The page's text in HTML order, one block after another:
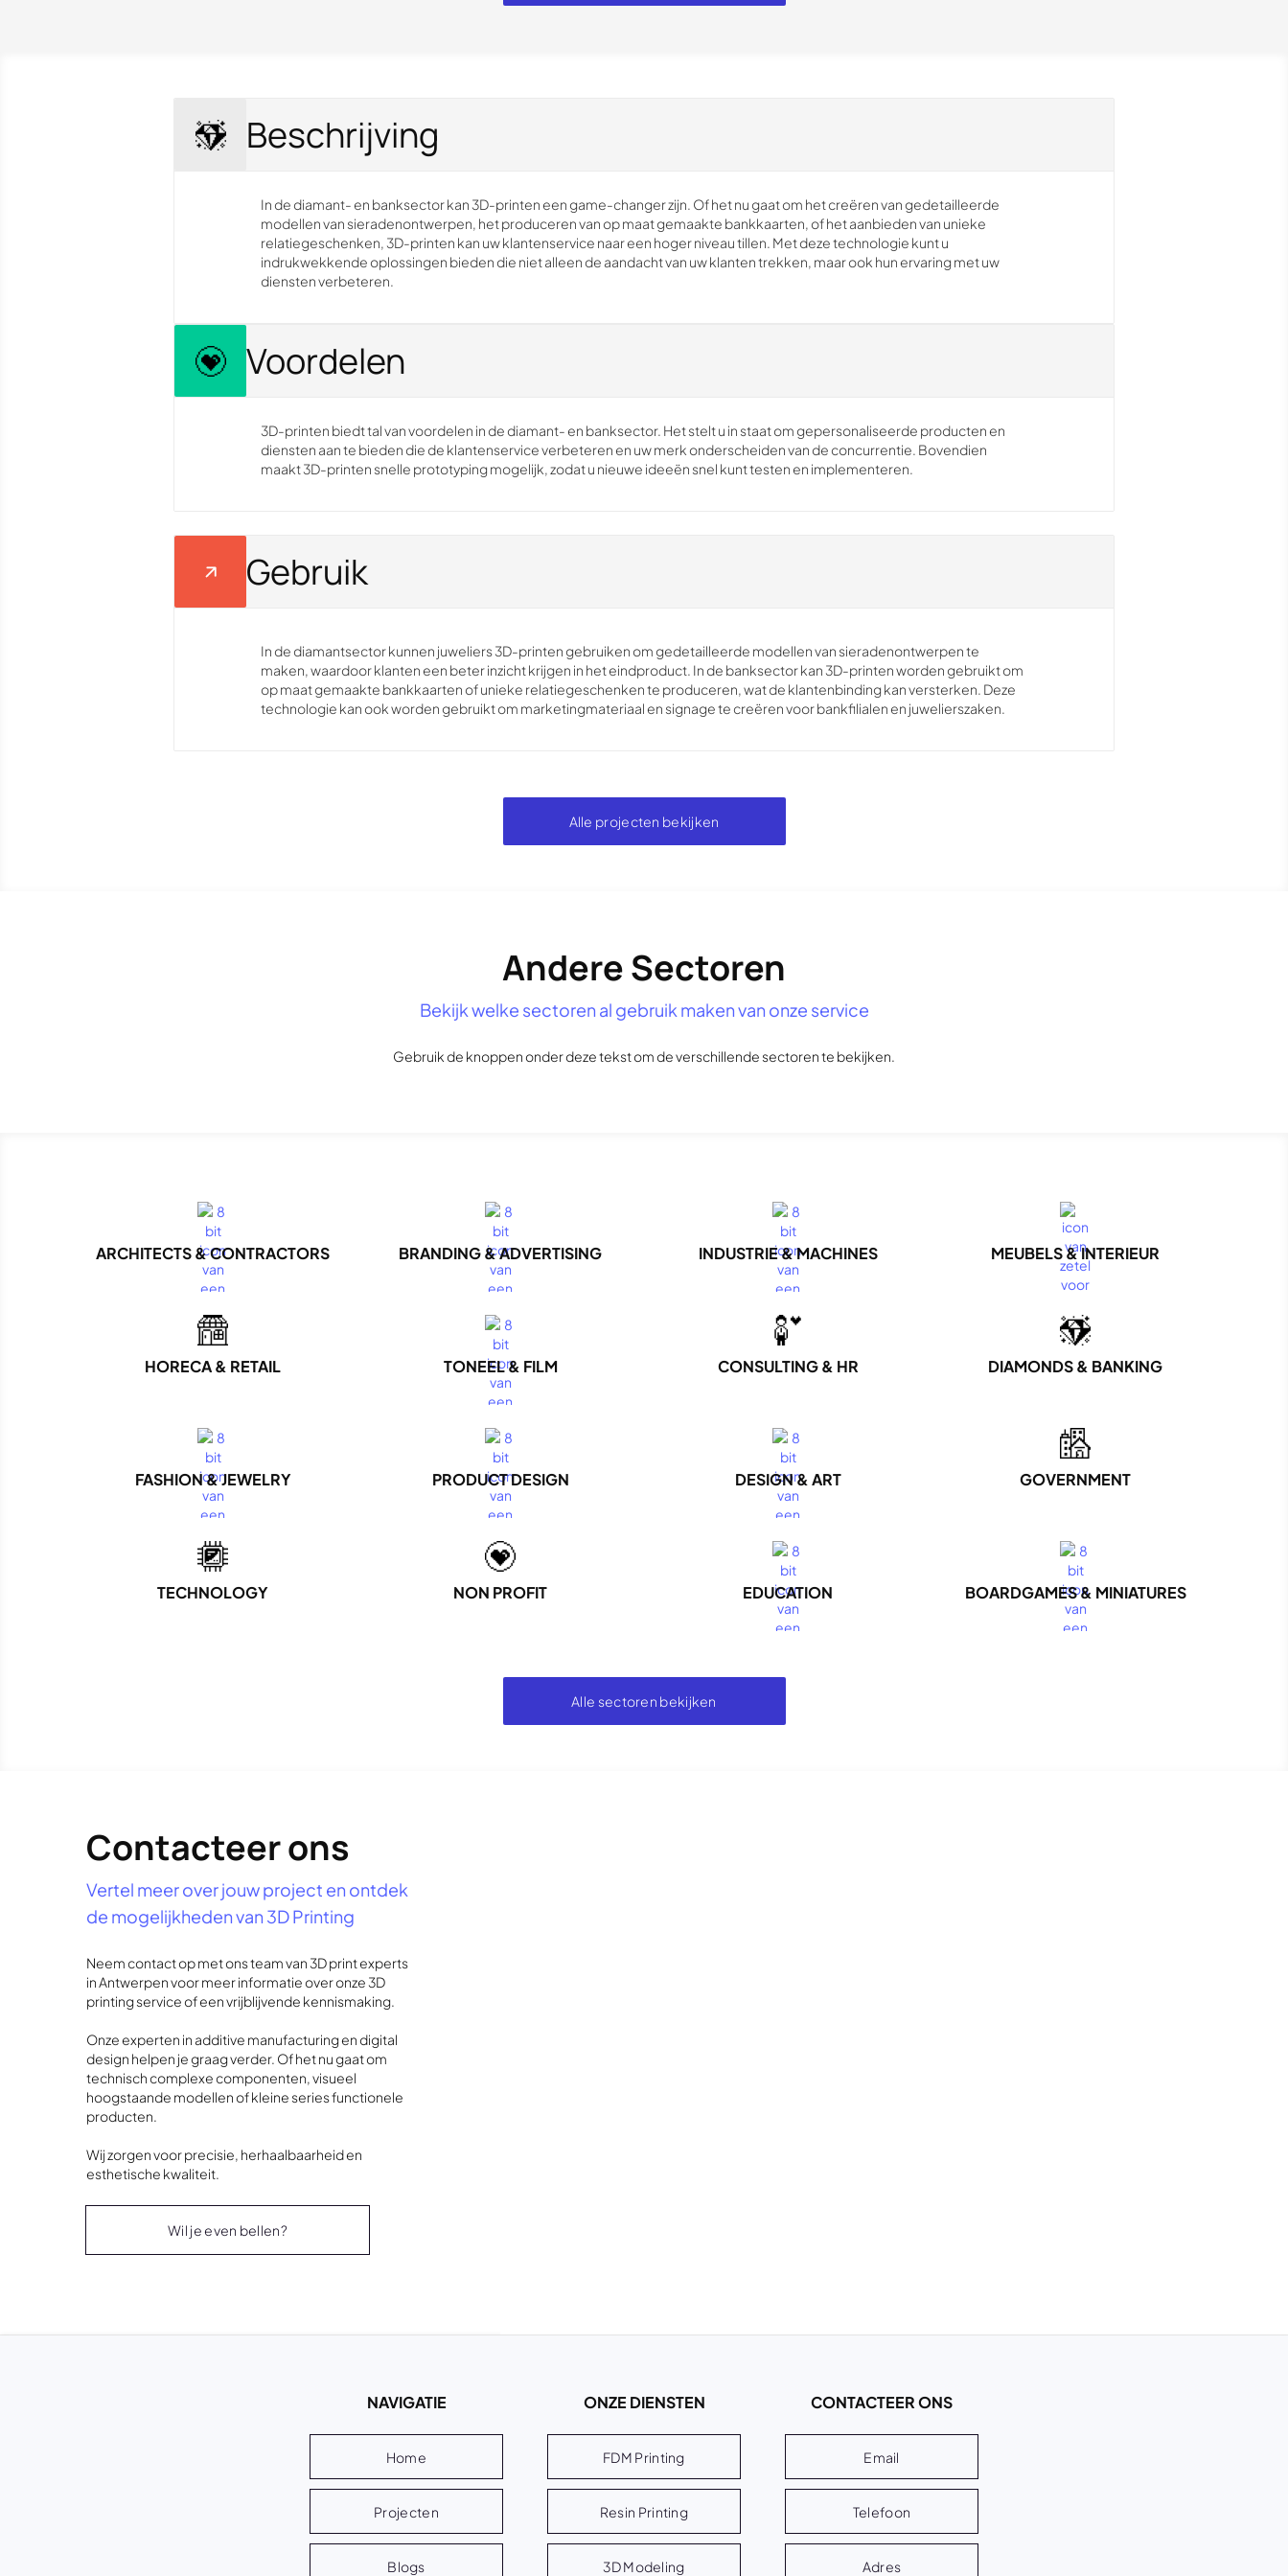
Beschrijving
In de diamant- en banksector kan 3D-printen een game-changer zijn. Of het nu gaat om het creëren van gedetailleerde
modellen van sieradenontwerpen, het produceren van op maat gemaakte bankkaarten, of het aanbieden van unieke
relatiegeschenken, 3D-printen kan uw klantenservice naar een hoger niveau tillen. Met deze technologie kunt u
indrukwekkende oplossingen bieden die niet alleen de aandacht van uw klanten trekken, maar ook hun ervaring met uw
diensten verbeteren.
Voordelen
3D-printen biedt tal van voordelen in de diamant- en banksector. Het stelt u in staat om gepersonaliseerde producten en
diensten aan te bieden die de klantenservice verbeteren en uw merk onderscheiden van de concurrentie. Bovendien
maakt 3D-printen snelle prototyping mogelijk, zodat u nieuwe ideeën snel kunt testen en implementeren.
Gebruik
In de diamantsector kunnen juweliers 3D-printen gebruiken om gedetailleerde modellen van sieradenontwerpen te
maken, waardoor klanten een beter inzicht krijgen in het eindproduct. In de banksector kan 3D-printen worden gebruikt om
op maat gemaakte bankkaarten of unieke relatiegeschenken te produceren, wat de klantenbinding kan versterken. Deze
technologie kan ook worden gebruikt om marketingmateriaal en signage te creëren voor bankfilialen en juwelierszaken.
Alle projecten bekijken
Andere Sectoren
Bekijk welke sectoren al gebruik maken van onze service
Gebruik de knoppen onder deze tekst om de verschillende sectoren te bekijken.
ARCHITECTS & CONTRACTORS BRANDING & ADVERTISING INDUSTRIE & MACHINES MEUBELS & INTERIEUR
HORECA & RETAIL TONEEL & FILM CONSULTING & HR DIAMONDS & BANKING
FASHION & JEWELRY PRODUCT DESIGN DESIGN & ART GOVERNMENT
TECHNOLOGY NON PROFIT EDUCATION BOARDGAMES & MINIATURES
Alle sectoren bekijken
Contacteer ons
Vertel meer over jouw project en ontdek
de mogelijkheden van 3D Printing
Neem contact op met ons team van 3D print experts
in Antwerpen voor meer informatie over onze 3D
printing service of een vrijblijvende kennismaking.
Onze experten in additive manufacturing en digital
design helpen je graag verder. Of het nu gaat om
technisch complexe componenten, visueel
hoogstaande modellen of kleine series functionele
producten.
Wij zorgen voor precisie, herhaalbaarheid en
esthetische kwaliteit.
Wil je even bellen?
NAVIGATIE
Home
Projecten
Blogs
ONZE DIENSTEN
FDM Printing
Resin Printing
3D Modeling
CONTACTEER ONS
Email
Telefoon
Adres